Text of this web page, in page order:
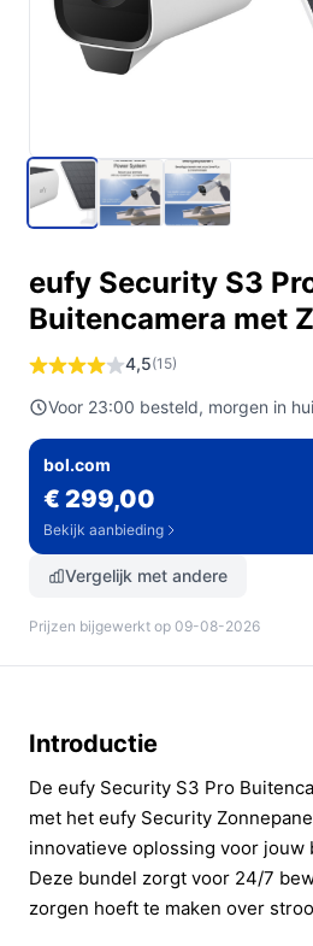
eufy Security S3
Buitencamera met
4,5(15)
Voor 23:00 besteld, morgen in
bol.com
€ 299,00
Bekijk aanbieding
Vergelijk met andere
Prijzen bijgewerkt op 09-08-2026
Introductie
De eufy Security S3 Pro
met het eufy Security
innovatieve oplossing voor
Deze bundel zorgt voor 24/7
zorgen hoeft te maken over